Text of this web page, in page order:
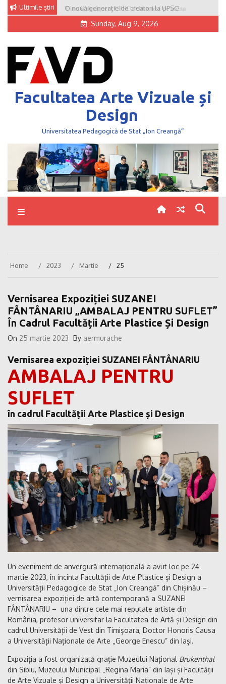
Skip
Ultimile știri O nouă generație de creatori la UPSC!
Sunday, Aug 9, 2026
Facultatea Arte Vizuale și
Design
Universitatea Pedagogică de Stat „Ion Creangă”
Home 2023 Martie 25
Vernisarea Expoziției SUZANEI
FÂNTÂNARIU „AMBALAJ PENTRU SUFLET”
În Cadrul Facultății Arte Plastice Și Design
On 25 martie 2023 By aermurache
Vernisarea expoziției SUZANEI FÂNTÂNARIU
AMBALAJ PENTRU
SUFLET
în cadrul Facultății Arte Plastice și Design
Un eveniment de anvergură internațională a avut loc pe 24
martie 2023, în incinta Facultății de Arte Plastice și Design a
Universității Pedagogice de Stat „Ion Creangă” din Chișinău –
vernisarea expoziției de artă contemporană a SUZANEI
FÂNTÂNARIU – una dintre cele mai reputate artiste din
România, profesor universitar la Facultatea de Artă și Design din
cadrul Universității de Vest din Timișoara, Doctor Honoris Causa
a Universității Naționale de Arte „George Enescu” din Iași.
Expoziția a fost organizată grație Muzeului Național Brukenthal
din Sibiu, Muzeului Municipal „Regina Maria” din Iași și Facultății
de Arte Vizuale și Design a Universității Naționale de Arte